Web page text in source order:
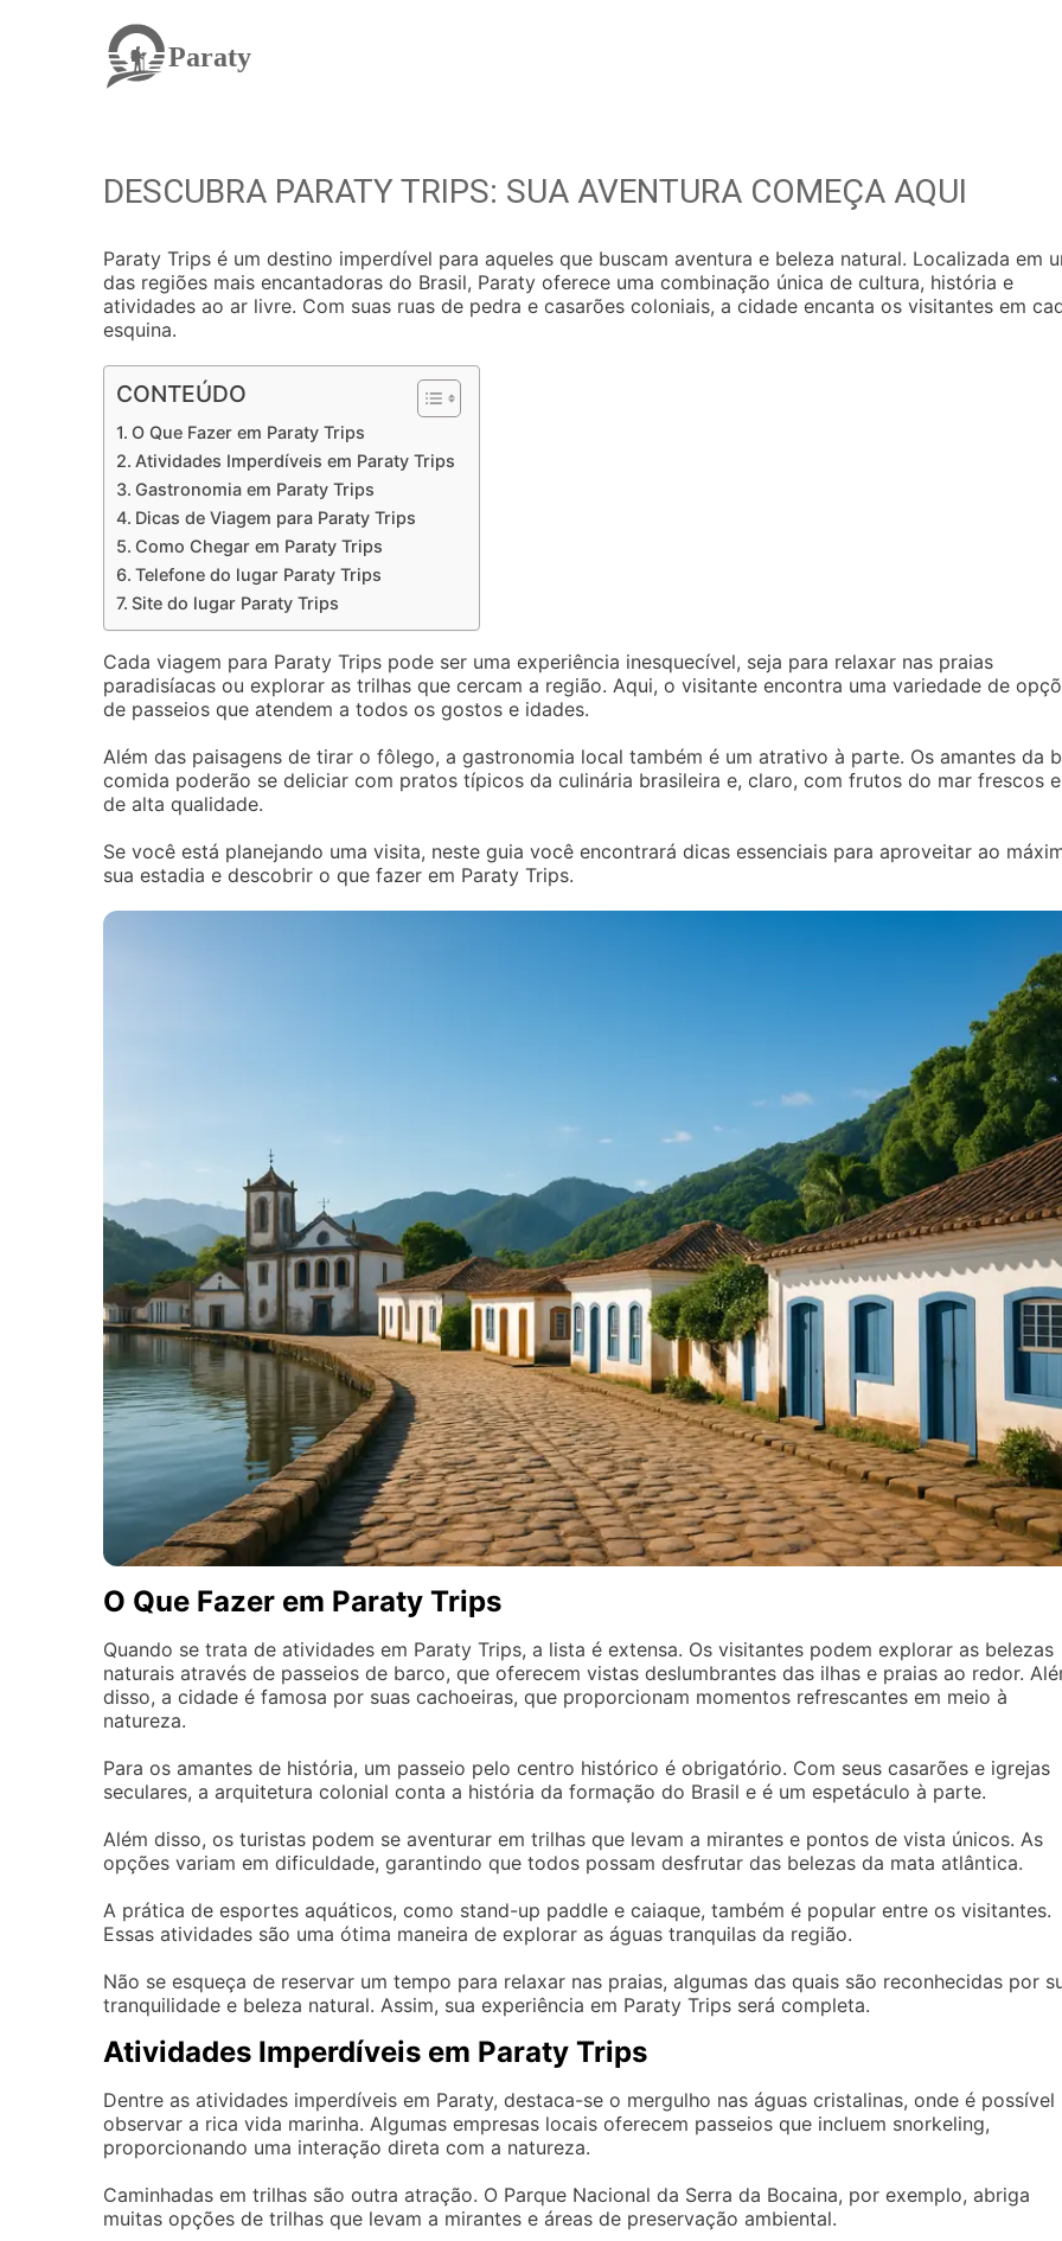
Paraty
DESCUBRA PARATY TRIPS: SUA AVENTURA COMEÇA AQUI
Paraty Trips é um destino imperdível para aqueles que buscam aventura e beleza natural. Localizada em
das regiões mais encantadoras do Brasil, Paraty oferece uma combinação única de cultura, história e
atividades ao ar livre. Com suas ruas de pedra e casarões coloniais, a cidade encanta os visitantes em
esquina.
CONTEÚDO
O Que Fazer em Paraty Trips
Atividades Imperdíveis em Paraty Trips
Gastronomia em Paraty Trips
Dicas de Viagem para Paraty Trips
Como Chegar em Paraty Trips
Telefone do lugar Paraty Trips
Site do lugar Paraty Trips
Cada viagem para Paraty Trips pode ser uma experiência inesquecível, seja para relaxar nas praias
paradisíacas ou explorar as trilhas que cercam a região. Aqui, o visitante encontra uma variedade de
de passeios que atendem a todos os gostos e idades.
Além das paisagens de tirar o fôlego, a gastronomia local também é um atrativo à parte. Os amantes da
comida poderão se deliciar com pratos típicos da culinária brasileira e, claro, com frutos do mar frescos e
de alta qualidade.
Se você está planejando uma visita, neste guia você encontrará dicas essenciais para aproveitar ao
sua estadia e descobrir o que fazer em Paraty Trips.
O Que Fazer em Paraty Trips
Quando se trata de atividades em Paraty Trips, a lista é extensa. Os visitantes podem explorar as belezas
naturais através de passeios de barco, que oferecem vistas deslumbrantes das ilhas e praias ao redor.
disso, a cidade é famosa por suas cachoeiras, que proporcionam momentos refrescantes em meio à
natureza.
Para os amantes de história, um passeio pelo centro histórico é obrigatório. Com seus casarões e igrejas
seculares, a arquitetura colonial conta a história da formação do Brasil e é um espetáculo à parte.
Além disso, os turistas podem se aventurar em trilhas que levam a mirantes e pontos de vista únicos. As
opções variam em dificuldade, garantindo que todos possam desfrutar das belezas da mata atlântica.
A prática de esportes aquáticos, como stand-up paddle e caiaque, também é popular entre os visitantes.
Essas atividades são uma ótima maneira de explorar as águas tranquilas da região.
Não se esqueça de reservar um tempo para relaxar nas praias, algumas das quais são reconhecidas por
tranquilidade e beleza natural. Assim, sua experiência em Paraty Trips será completa.
Atividades Imperdíveis em Paraty Trips
Dentre as atividades imperdíveis em Paraty, destaca-se o mergulho nas águas cristalinas, onde é possível
observar a rica vida marinha. Algumas empresas locais oferecem passeios que incluem snorkeling,
proporcionando uma interação direta com a natureza.
Caminhadas em trilhas são outra atração. O Parque Nacional da Serra da Bocaina, por exemplo, abriga
muitas opções de trilhas que levam a mirantes e áreas de preservação ambiental.